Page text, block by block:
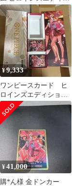
ョン 金ドン1枚
¥9,333
ワンピースカード ヒ
ロインズエディション
スペシャルセット BOX
無し
¥41,000
購*ん様 金ドンカー